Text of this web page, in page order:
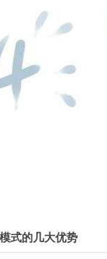
式的几大优势